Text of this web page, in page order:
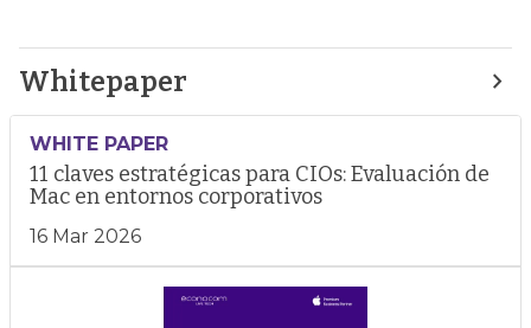
Whitepaper
WHITE PAPER
11 claves estratégicas para CIOs: Evaluación de
Mac en entornos corporativos
16 Mar 2026